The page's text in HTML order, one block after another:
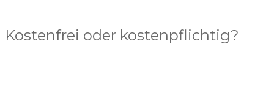
Kostenfrei oder kostenpflichtig?